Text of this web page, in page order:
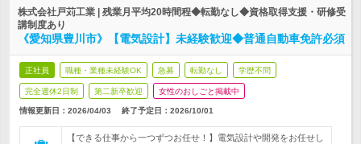
株式会社戸苅工業 | 残業月平均20時間程◆転勤なし◆資格取得支援・研修受
講制度あり
《愛知県豊川市》【電気設計】未経験歓迎◆普通自動車免許必須
正社員 職種・業種未経験OK 急募 転勤なし 学歴不問
完全週休2日制 第二新卒歓迎 女性のおしごと掲載中
情報更新日：2026/04/03 終了予定日： 2026/10/01
【できる仕事から一つずつお任せ！】電気設計や開発をお任せし